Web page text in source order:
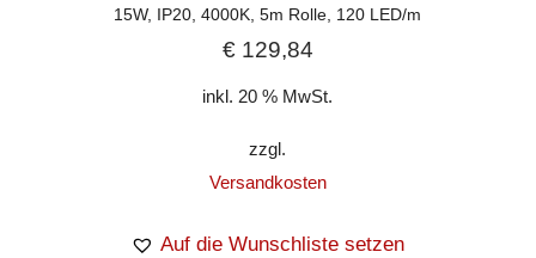
15W, IP20, 4000K, 5m Rolle, 120 LED/m
€129,84
inkl. 20 % MwSt.
zzgl.
Versandkosten
Auf die Wunschliste setzen